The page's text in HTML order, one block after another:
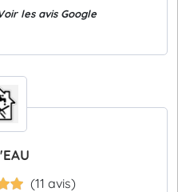
les avis Google
(11 avis)